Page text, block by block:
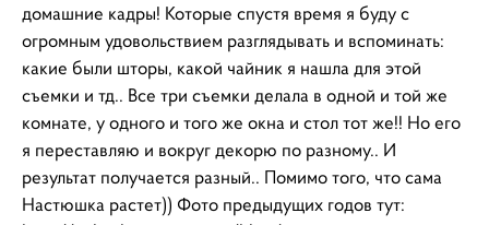
домашние кадры! Которые спустя время я буду с
огромным удовольствием разглядывать и вспоминать:
какие были шторы, какой чайник я нашла для этой
съемки и тд.. Все три съемки делала в одной и той же
комнате, у одного и того же окна и стол тот же!! Но его
я переставляю и вокруг декорю по разному.. И
результат получается разный.. Помимо того, что сама
Настюшка растет)) Фото предыдущих годов тут: